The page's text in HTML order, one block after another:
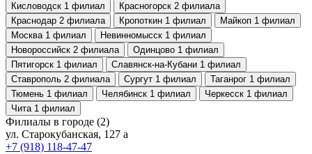
Кисловодск 1 филиал Красногорск 2 филиала
Краснодар 2 филиала Кропоткин 1 филиал Майкоп 1 филиал
Москва 1 филиал Невинномысск 1 филиал
Новороссийск 2 филиала Одинцово 1 филиал
Пятигорск 1 филиал Славянск-на-Кубани 1 филиал
Ставрополь 2 филиала Сургут 1 филиал Таганрог 1 филиал
Тюмень 1 филиал Челябинск 1 филиал Черкесск 1 филиал
Чита 1 филиал
Филиалы в городе (2)
ул. Старокубанская, 127 а
+7 (918) 118-47-47